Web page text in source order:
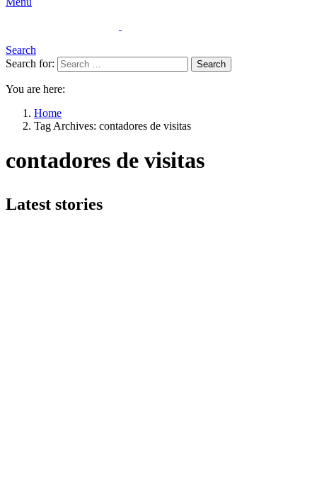
Search
Search for:
Search
You are here:
Home
Tag Archives: contadores de visitas
contadores de visitas
Latest stories